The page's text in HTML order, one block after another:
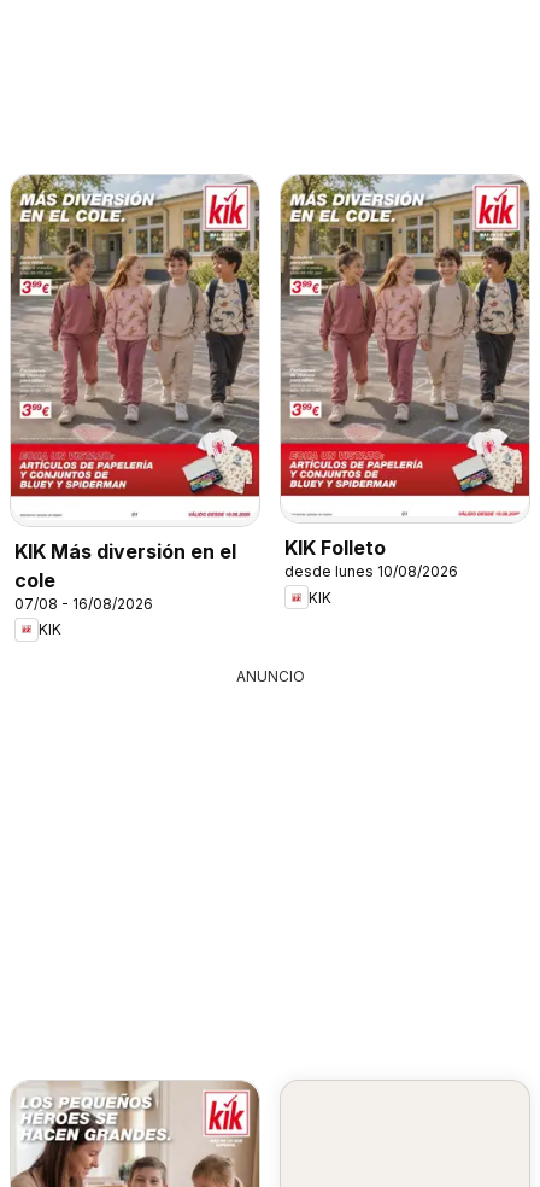
KIK Más diversión en el
cole
07/08 - 16/08/2026
KIK
KIK Folleto
desde lunes 10/08/2026
KIK
ANUNCIO